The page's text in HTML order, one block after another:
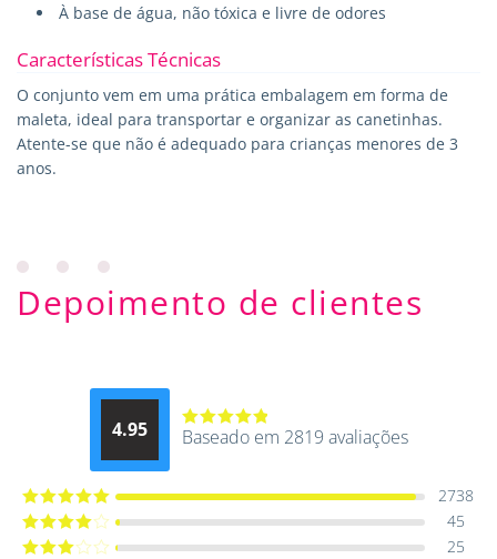
À base de água, não tóxica e livre de odores
Características Técnicas
O conjunto vem em uma prática embalagem em forma de
maleta, ideal para transportar e organizar as canetinhas.
Atente-se que não é adequado para crianças menores de 3
anos.
Depoimento de clientes
4.95
Avaliação
Baseado em 2819 avaliações
Avaliação5
2738
Avaliação
45
25